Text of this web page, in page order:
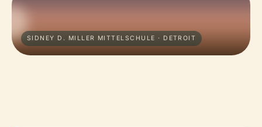
SIDNEY D. MILLER MITTELSCHULE · DETROIT